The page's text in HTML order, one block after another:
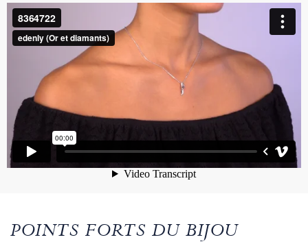
POINTS FORTS DU BIJOU